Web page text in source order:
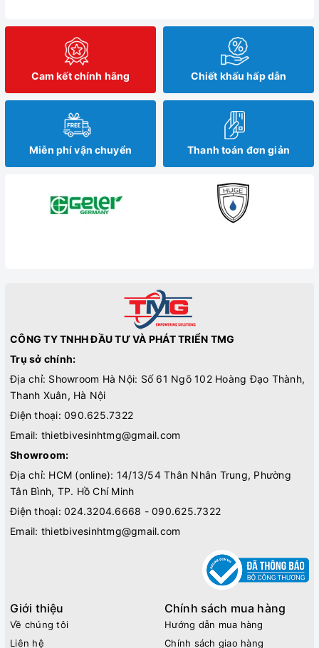
Cam kết chính hãng Chiết khấu hấp dẫn
Miễn phí vận chuyển Thanh toán đơn giản
CÔNG TY TNHH ĐẦU TƯ VÀ PHÁT TRIỂN TMG
Trụ sở chính:
Địa chỉ: Showroom Hà Nội: Số 61 Ngõ 102 Hoàng Đạo Thành,
Thanh Xuân, Hà Nội
Điện thoại: 090.625.7322
Email: thietbivesinhtmg@gmail.com
Showroom:
Địa chỉ: HCM (online): 14/13/54 Thân Nhân Trung, Phường
Tân Bình, TP. Hồ Chí Minh
Điện thoại: 024.3204.6668 - 090.625.7322
Email: thietbivesinhtmg@gmail.com
Giới thiệu
Về chúng tôi
Liên hệ
Chính sách mua hàng
Hướng dẫn mua hàng
Chính sách giao hàng